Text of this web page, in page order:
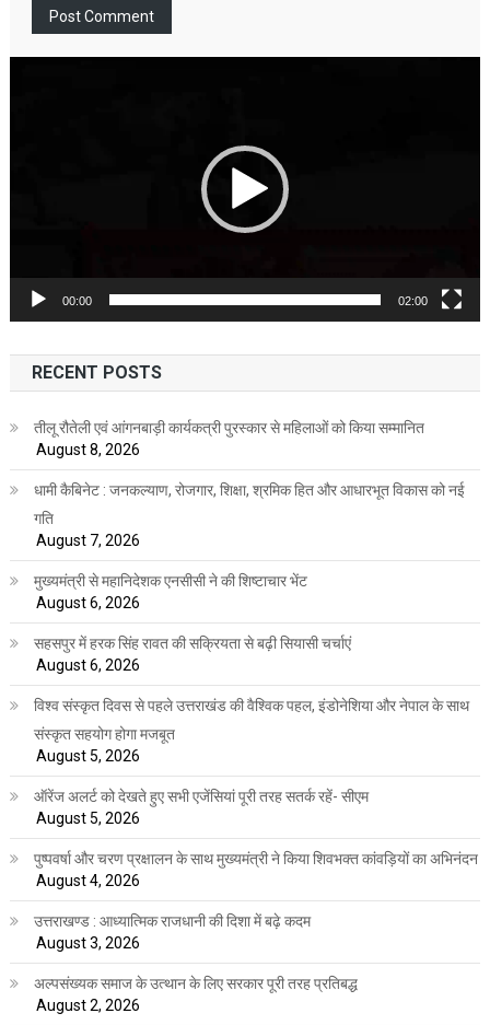
00:00 02:00
RECENT POSTS
तीलू रौतेली एवं आंगनबाड़ी कार्यकत्री पुरस्कार से महिलाओं को किया सम्मानित
August 8, 2026
धामी कैबिनेट : जनकल्याण, रोजगार, शिक्षा, श्रमिक हित और आधारभूत विकास को नई
गति
August 7, 2026
मुख्यमंत्री से महानिदेशक एनसीसी ने की शिष्टाचार भेंट
August 6, 2026
सहसपुर में हरक सिंह रावत की सक्रियता से बढ़ी सियासी चर्चाएं
August 6, 2026
विश्व संस्कृत दिवस से पहले उत्तराखंड की वैश्विक पहल, इंडोनेशिया और नेपाल के साथ
संस्कृत सहयोग होगा मजबूत
August 5, 2026
ऑरेंज अलर्ट को देखते हुए सभी एजेंसियां पूरी तरह सतर्क रहें- सीएम
August 5, 2026
पुष्पवर्षा और चरण प्रक्षालन के साथ मुख्यमंत्री ने किया शिवभक्त कांवड़ियों का अभिनंदन
August 4, 2026
उत्तराखण्ड : आध्यात्मिक राजधानी की दिशा में बढ़े कदम
August 3, 2026
अल्पसंख्यक समाज के उत्थान के लिए सरकार पूरी तरह प्रतिबद्ध
August 2, 2026